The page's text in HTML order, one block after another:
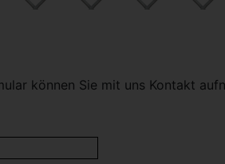
können Sie mit uns Kontakt